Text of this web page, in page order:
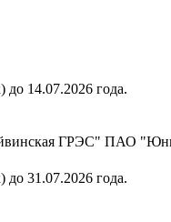
до 14.07.2026 года.
ГРЭС" ПАО
до 31.07.2026 года.